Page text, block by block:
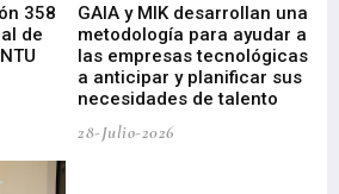
358
de
GAIA y MIK desarrollan una
metodología para ayudar a
las empresas tecnológicas
a anticipar y planificar sus
necesidades de talento
28-Julio-2026